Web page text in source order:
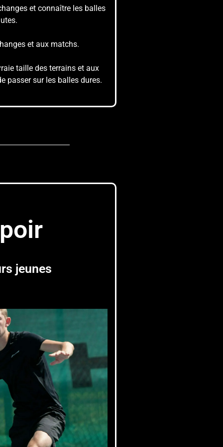
et connaître les balles
et aux matchs.
taille des terrains et aux
passer sur les balles dures.
jeunes